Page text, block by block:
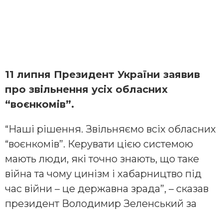
11 липня Президент України заявив
про звільнення усіх обласних
“воєнкомів”.
“Наші рішення. Звільняємо всіх обласних
“воєнкомів”. Керувати цією системою
мають люди, які точно знають, що таке
війна та чому цинізм і хабарництво під
час війни – це державна зрада”, – сказав
президент Володимир Зеленський за